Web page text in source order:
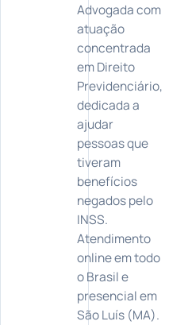
Advogada com
atuação
concentrada
em Direito
Previdenciário,
dedicada a
ajudar
pessoas que
tiveram
benefícios
negados pelo
INSS.
Atendimento
online em todo
o Brasil e
presencial em
São Luís (MA).